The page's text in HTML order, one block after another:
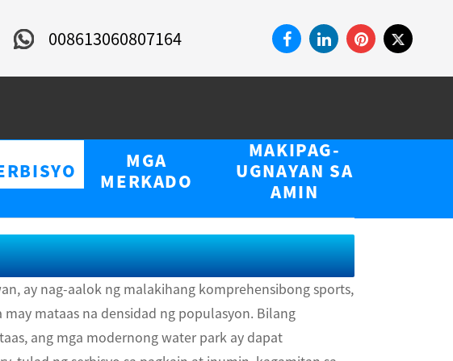
008613060807164
MGA
MERKADO
MAKIPAG-
UGNAYAN SA
AMIN
ay nag-aalok ng malakihang komprehensibong sports,
mataas na densidad ng populasyon. Bilang
ang mga modernong water park ay dapat